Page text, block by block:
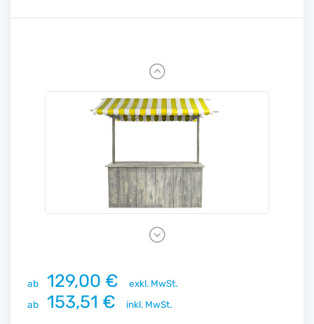
Previous
Next
ab 129,00 €
exkl. MwSt.
ab
153,51 € inkl. MwSt.